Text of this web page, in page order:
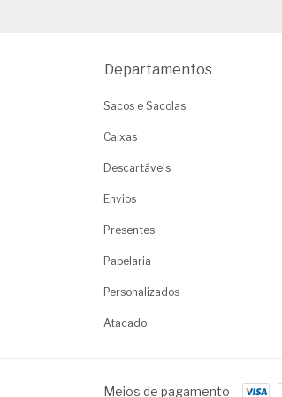
Departamentos
Sacos e Sacolas
Caixas
Descartáveis
Envios
Presentes
Papelaria
Personalizados
Atacado
Meios de pagamento